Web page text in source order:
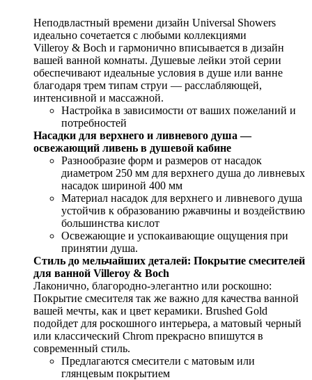
Неподвластный времени дизайн Universal Showers
идеально сочетается с любыми коллекциями
Villeroy & Boch и гармонично вписывается в дизайн
вашей ванной комнаты. Душевые лейки этой серии
обеспечивают идеальные условия в душе или ванне
благодаря трем типам струи — расслабляющей,
интенсивной и массажной.
Настройка в зависимости от ваших пожеланий и
потребностей
Насадки для верхнего и ливневого душа —
освежающий ливень в душевой кабине
Разнообразие форм и размеров от насадок
диаметром 250 мм для верхнего душа до ливневых
насадок шириной 400 мм
Материал насадок для верхнего и ливневого душа
устойчив к образованию ржавчины и воздействию
большинства кислот
Освежающие и успокаивающие ощущения при
принятии душа.
Стиль до мельчайших деталей: Покрытие смесителей
для ванной Villeroy & Boch
Лаконично, благородно-элегантно или роскошно:
Покрытие смесителя так же важно для качества ванной
вашей мечты, как и цвет керамики. Brushed Gold
подойдет для роскошного интерьера, а матовый черный
или классический Chrom прекрасно впишутся в
современный стиль.
Предлагаются смесители с матовым или
глянцевым покрытием